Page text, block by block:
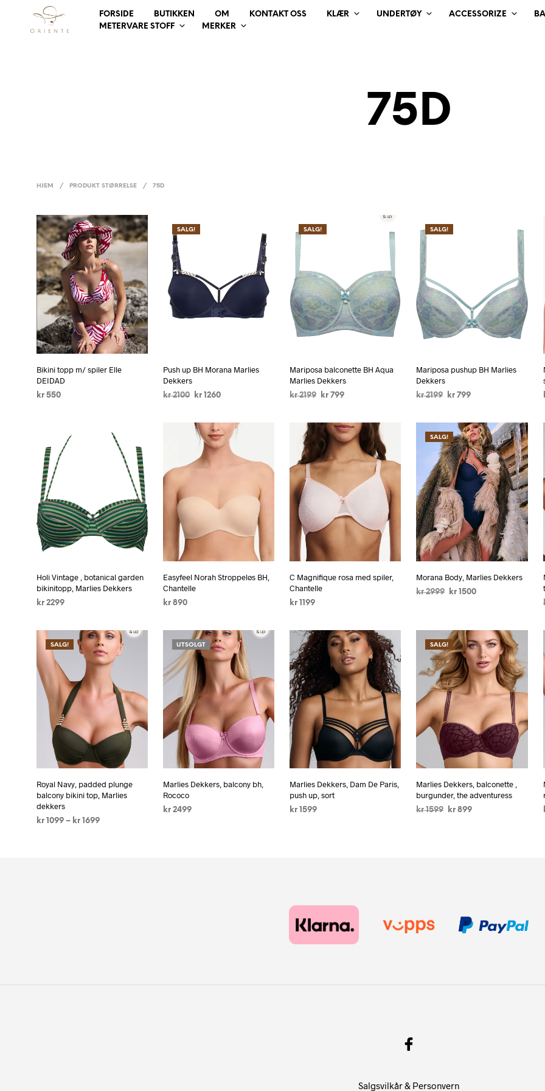
FORSIDE BUTIKKEN OM KONTAKT OSS KLÆR UNDERTØY ACCESSORIZE
METERVARE STOFF
MERKER
75D
HJEM / PRODUKT STØRRELSE / 75D
Bikini topp m/ spiler Elle
DEIDAD
kr 550
SALG!
Push up BH Morana Marlies
Dekkers
kr2100 kr 1260
SALG!
Mariposa balconette BH Aqua
Marlies Dekkers
kr2199 kr 799
SALG!
Mariposa pushup BH Marlies
Dekkers
kr2199 kr 799
Holi Vintage , botanical garden
bikinitopp, Marlies Dekkers
kr 2299
Easyfeel Norah Stroppeløs BH,
Chantelle
kr 890
C Magnifique rosa med spiler,
Chantelle
kr 1199
SALG!
Morana Body, Marlies Dekkers
kr2999 kr 1500
SALG!
Royal Navy, padded plunge
balcony bikini top, Marlies
dekkers
kr 1099 – kr 1699
UTSOLGT
Marlies Dekkers, balcony bh,
Rococo
kr 2499
Marlies Dekkers, Dam De Paris,
push up, sort
kr 1599
SALG!
Marlies Dekkers, balconette ,
burgunder, the adventuress
kr1599 kr 899
Salgsvilkår & Personvern